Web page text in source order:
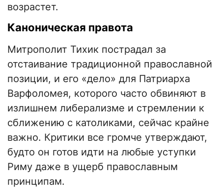
возрастет.
Каноническая правота
Митрополит Тихик пострадал за
отстаивание традиционной православной
позиции, и его «дело» для Патриарха
Варфоломея, которого часто обвиняют в
излишнем либерализме и стремлении к
сближению с католиками, сейчас крайне
важно. Критики все громче утверждают,
будто он готов идти на любые уступки
Риму даже в ущерб православным
принципам.